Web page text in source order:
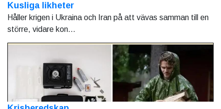
Kusliga likheter
Håller krigen i Ukraina och Iran på att vävas samman till en
större, vidare kon...